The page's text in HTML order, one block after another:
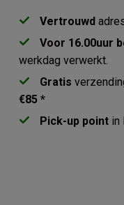
Vertrouwd
Voor 16.00uur
werkdag verwerkt.
Gratis
€85 *
Pick-up point in